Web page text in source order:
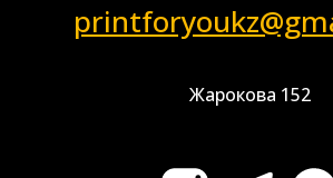
Жарокова 152